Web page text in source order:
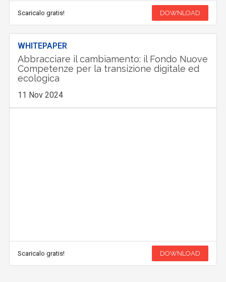
Scaricalo gratis! DOWNLOAD
WHITEPAPER
Abbracciare il cambiamento: il Fondo Nuove
Competenze per la transizione digitale ed
ecologica
11 Nov 2024
Scaricalo gratis! DOWNLOAD